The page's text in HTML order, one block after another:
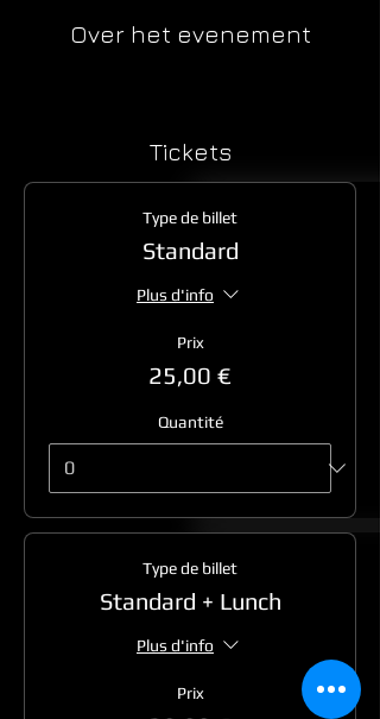
Over het evenement
Tickets
Type de billet
Standard
Plus d'info
Prix
25,00 €
Quantité
Type de billet
Standard + Lunch
Plus d'info
Prix